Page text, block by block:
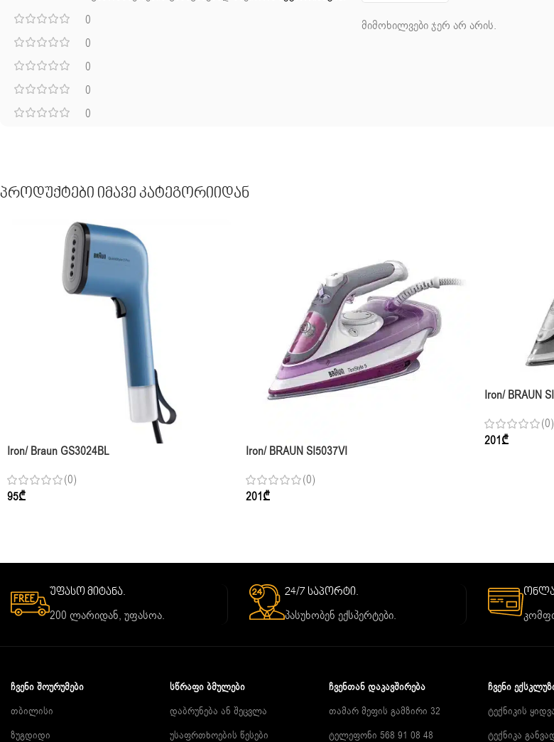
0
0
0
0
0
მიმოხილვები ჯერ არ არის.
Პროდუქტები Იმავე Კატეგორიიდან
Iron/ Braun GS3024BL
(0)
95₾
Iron/ BRAUN SI5037VI
(0)
201₾
Iron/ BRAUN
(0)
201₾
უფასო მიტანა.
200 ლარიდან, უფასოა.
24/7 საპორტი.
პასუხობენ ექსპერტები.
ᲩᲕᲔᲜᲘ ᲨᲝᲣᲠᲣᲛᲔᲑᲘ
თბილისი
ზუგდიდი
ᲡᲬᲠᲐᲤᲘ ᲑᲛᲣᲚᲔᲑᲘ
დაბრუნება ან შეცვლა
უსაფრთხოების წესები
ᲩᲕᲔᲜᲗᲐᲜ ᲓᲐᲙᲐᲕᲨᲘᲠᲔᲑᲐ
თამარ მეფის გამზირი 32
ტელეფონი 568 91 08 48
ᲩᲕᲔᲜᲘ
ტექნიკის
ტექნიკა